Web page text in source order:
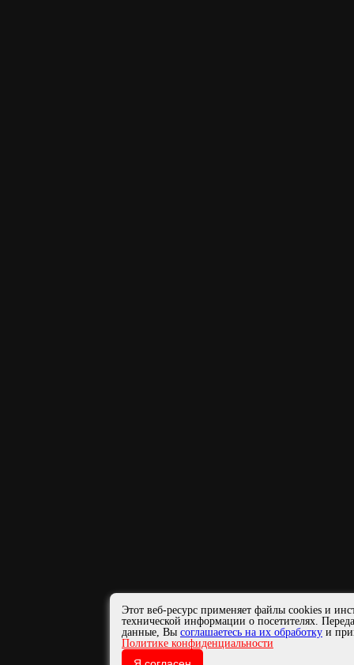
Этот веб-ресурс применяет файлы cookies и
технической информации о посетителях.
данные, Вы соглашаетесь на их обработку и
Политике конфиденциальности